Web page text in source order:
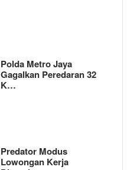
Polda Metro Jaya
Gagalkan Peredaran 32
K…
Predator Modus
Lowongan Kerja